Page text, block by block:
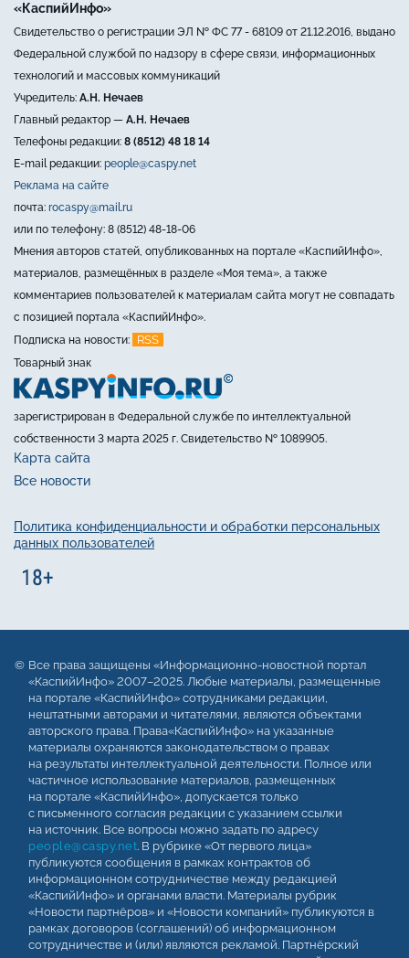
«КаспийИнфо»
Свидетельство о регистрации ЭЛ № ФС 77 - 68109 от 21.12.2016, выдано
Федеральной службой по надзору в сфере связи, информационных
технологий и массовых коммуникаций
Учредитель: А.Н. Нечаев
Главный редактор — А.Н. Нечаев
Телефоны редакции: 8 (8512) 48 18 14
E-mail редакции: people@caspy.net
Реклама на сайте
почта: rocaspy@mail.ru
или по телефону: 8 (8512) 48-18-06
Мнения авторов статей, опубликованных на портале «КаспийИнфо»,
материалов, размещённых в разделе «Моя тема», а также
комментариев пользователей к материалам сайта могут не совпадать
с позицией портала «КаспийИнфо».
Подписка на новости:
RSS
Товарный знак
зарегистрирован в Федеральной службе по интеллектуальной
собственности 3 марта 2025 г. Свидетельство № 1089905.
Карта сайта
Все новости
Политика конфиденциальности и обработки персональных
данных пользователей
Все права защищены «Информационно-новостной портал
«КаспийИнфо» 2007–2025. Любые материалы, размещенные
на портале «КаспийИнфо» сотрудниками редакции,
нештатными авторами и читателями, являются объектами
авторского права. Права«КаспийИнфо» на указанные
материалы охраняются законодательством о правах
на результаты интеллектуальной деятельности. Полное или
частичное использование материалов, размещенных
на портале «КаспийИнфо», допускается только
с письменного согласия редакции с указанием ссылки
на источник. Все вопросы можно задать по адресу
people@caspy.net. В рубрике «От первого лица»
публикуются сообщения в рамках контрактов об
информационном сотрудничестве между редакцией
«КаспийИнфо» и органами власти. Материалы рубрик
«Новости партнёров» и «Новости компаний» публикуются в
рамках договоров (соглашений) об информационном
сотрудничестве и (или) являются рекламой. Партнёрский